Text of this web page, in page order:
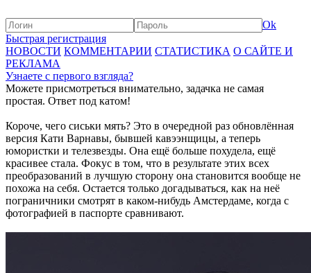
Ok
Быстрая регистрация
НОВОСТИ КОММЕНТАРИИ СТАТИСТИКА О САЙТЕ И
РЕКЛАМА
Узнаете с первого взгляда?
Можете присмотреться внимательно, задачка не самая
простая. Ответ под катом!
Короче, чего сиськи мять? Это в очередной раз обновлённая
версия Кати Варнавы, бывшей кавээнщицы, а теперь
юмористки и телезвезды. Она ещё больше похудела, ещё
красивее стала. Фокус в том, что в результате этих всех
преобразований в лучшую сторону она становится вообще не
похожа на себя. Остается только догадываться, как на неё
пограничники смотрят в каком-нибудь Амстердаме, когда с
фотографией в паспорте сравнивают.